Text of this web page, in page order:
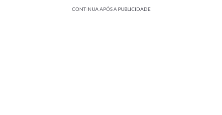
CONTINUA APÓS A PUBLICIDADE